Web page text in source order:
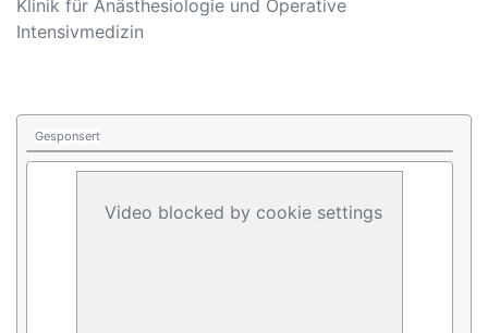
Klinik für Anästhesiologie und Operative
Intensivmedizin
Gesponsert
Video blocked by cookie settings